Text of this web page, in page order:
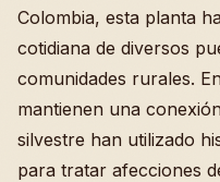
Colombia, esta planta
cotidiana de diversos
comunidades rurales.
mantienen una
silvestre han utilizado
para tratar afecciones